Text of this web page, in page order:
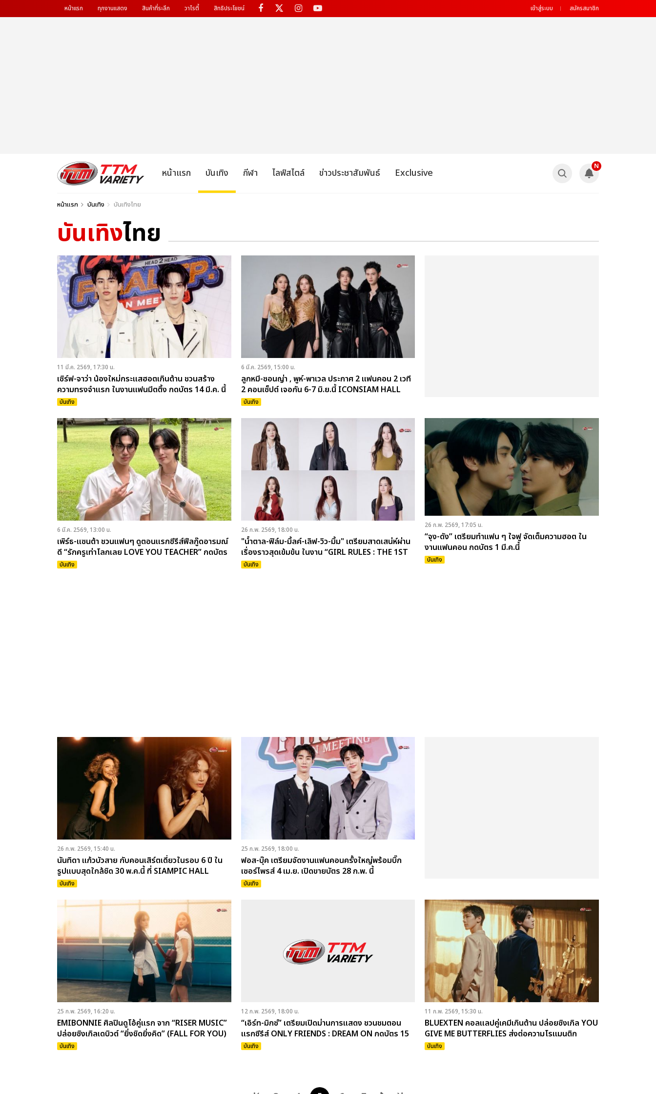
หน้าแรก ทุกงานแสดง สินค้าที่ระลึก วาไรตี้ สิทธิประโยชน์ เข้าสู่ระบบ สมัครสมาชิก
หน้าแรก บันเทิง กีฬา ไลฟ์สไตล์ ข่าวประชาสัมพันธ์ Exclusive
N
หน้าแรก บันเทิง บันเทิงไทย
บันเทิงไทย
11 มี.ค. 2569, 17:30 น.
เซิร์ฟ-จาว่า น้องใหม่กระแสฮอตเกินต้าน ชวนสร้าง
ความทรงจำแรก ในงานแฟนมีตติ้ง กดบัตร 14 มี.ค. นี้
บันเทิง
6 มี.ค. 2569, 15:00 น.
ลูกหมี-ซอนญ่า , พูห์-พาเวล ประกาศ 2 แฟนคอน 2 เวที
2 คอนเซ็ปต์ เจอกัน 6-7 มิ.ย.นี้ ICONSIAM HALL
บันเทิง
6 มี.ค. 2569, 13:00 น.
เพิร์ธ-แซนต้า ชวนแฟนๆ ดูตอนแรกซีรีส์ฟีลกู๊ดอารมณ์
ดี “รักครูเท่าโลกเลย LOVE YOU TEACHER” กดบัตร
พรุ่งนี้ 7 มี.ค.นี้
บันเทิง
26 ก.พ. 2569, 18:00 น.
"น้ำตาล-ฟิล์ม-มิ้ลค์-เลิฟ-วิว-มิ้ม" เตรียมสาดเสน่ห์ผ่าน
เรื่องราวสุดเข้มข้น ในงาน “GIRL RULES : THE 1ST
RULE” กดบัตร 1 มี.ค.นี้
บันเทิง
26 ก.พ. 2569, 17:05 น.
“จุง-ดัง” เตรียมทำแฟน ๆ ใจฟู จัดเต็มความฮอต ใน
งานแฟนคอน กดบัตร 1 มี.ค.นี้
บันเทิง
26 ก.พ. 2569, 15:40 น.
นันทิดา แก้วบัวสาย กับคอนเสิร์ตเดี่ยวในรอบ 6 ปี ใน
รูปแบบสุดใกล้ชิด 30 พ.ค.นี้ ที่ SIAMPIC HALL
บันเทิง
25 ก.พ. 2569, 18:00 น.
ฟอส-บุ๊ค เตรียมจัดงานแฟนคอนครั้งใหญ่พร้อมบิ๊ก
เซอร์ไพรส์ 4 เม.ย. เปิดขายบัตร 28 ก.พ. นี้
บันเทิง
25 ก.พ. 2569, 16:20 น.
EMIBONNIE ศิลปินดูโอ้คู่แรก จาก “RISER MUSIC”
ปล่อยซิงเกิลเดบิวต์ “ยิ่งชิดยิ่งคิด” (FALL FOR YOU)
บันเทิง
12 ก.พ. 2569, 18:00 น.
“เอิร์ท-มิกซ์” เตรียมเปิดม่านการแสดง ชวนชมตอน
แรกซีรีส์ ONLY FRIENDS : DREAM ON กดบัตร 15
ก.พ.นี้
บันเทิง
11 ก.พ. 2569, 15:30 น.
BLUEXTEN คอลแลปคู่เคมีเกินต้าน ปล่อยซิงเกิล YOU
GIVE ME BUTTERFLIES ส่งต่อความโรแมนติก
บันเทิง